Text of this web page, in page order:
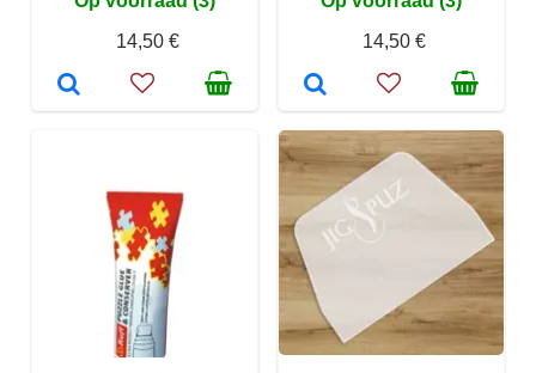
14,50 €
14,50 €